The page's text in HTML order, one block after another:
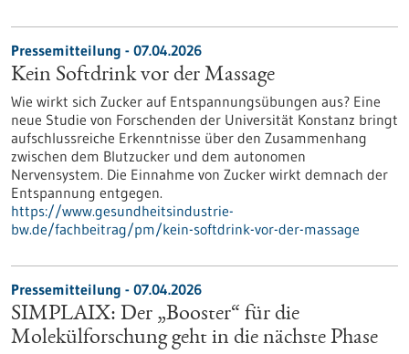
Pressemitteilung - 07.04.2026
Kein Softdrink vor der Massage
Wie wirkt sich Zucker auf Entspannungsübungen aus? Eine
neue Studie von Forschenden der Universität Konstanz bringt
aufschlussreiche Erkenntnisse über den Zusammenhang
zwischen dem Blutzucker und dem autonomen
Nervensystem. Die Einnahme von Zucker wirkt demnach der
Entspannung entgegen.
https://www.gesundheitsindustrie-
bw.de/fachbeitrag/pm/kein-softdrink-vor-der-massage
Pressemitteilung - 07.04.2026
SIMPLAIX: Der „Booster“ für die
Molekülforschung geht in die nächste Phase